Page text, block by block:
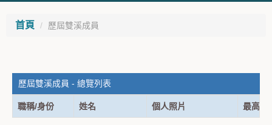
首頁 歷屆雙溪成員
歷屆雙溪成員 - 總覽列表
職稱/身份 姓名 個人照片 最高學